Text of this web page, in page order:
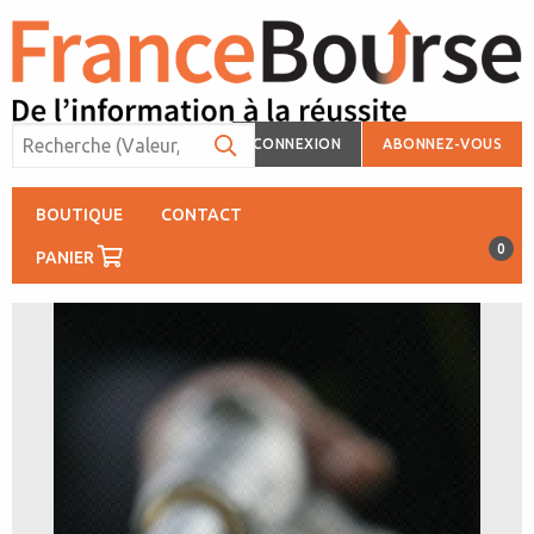
CONNEXION ABONNEZ-VOUS
BOUTIQUE CONTACT
PANIER 0